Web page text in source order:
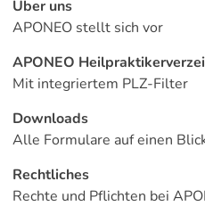
Über uns
APONEO stellt sich vor
APONEO
Mit integriertem PLZ-Filter
Downloads
Alle Formulare auf einen
Rechtliches
Rechte und Pflichten bei